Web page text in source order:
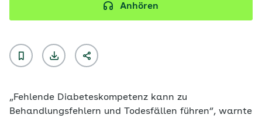
Anhören
„Fehlende Diabeteskompetenz kann zu
Behandlungsfehlern und Todesfällen führen“, warnte